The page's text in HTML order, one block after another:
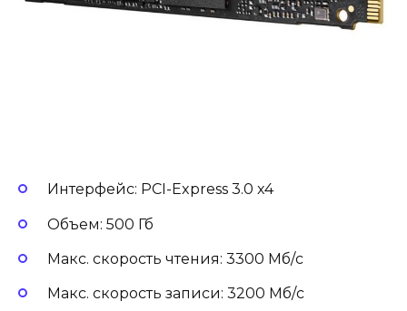
Интерфейс: PCI-Express 3.0 x4
Объем: 500 Гб
Макс. скорость чтения: 3300 Мб/с
Макс. скорость записи: 3200 Мб/с